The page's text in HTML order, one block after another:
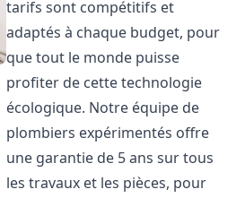
tarifs sont compétitifs et
adaptés à chaque budget, pour
que tout le monde puisse
profiter de cette technologie
écologique. Notre équipe de
plombiers expérimentés offre
une garantie de 5 ans sur tous
les travaux et les pièces, pour